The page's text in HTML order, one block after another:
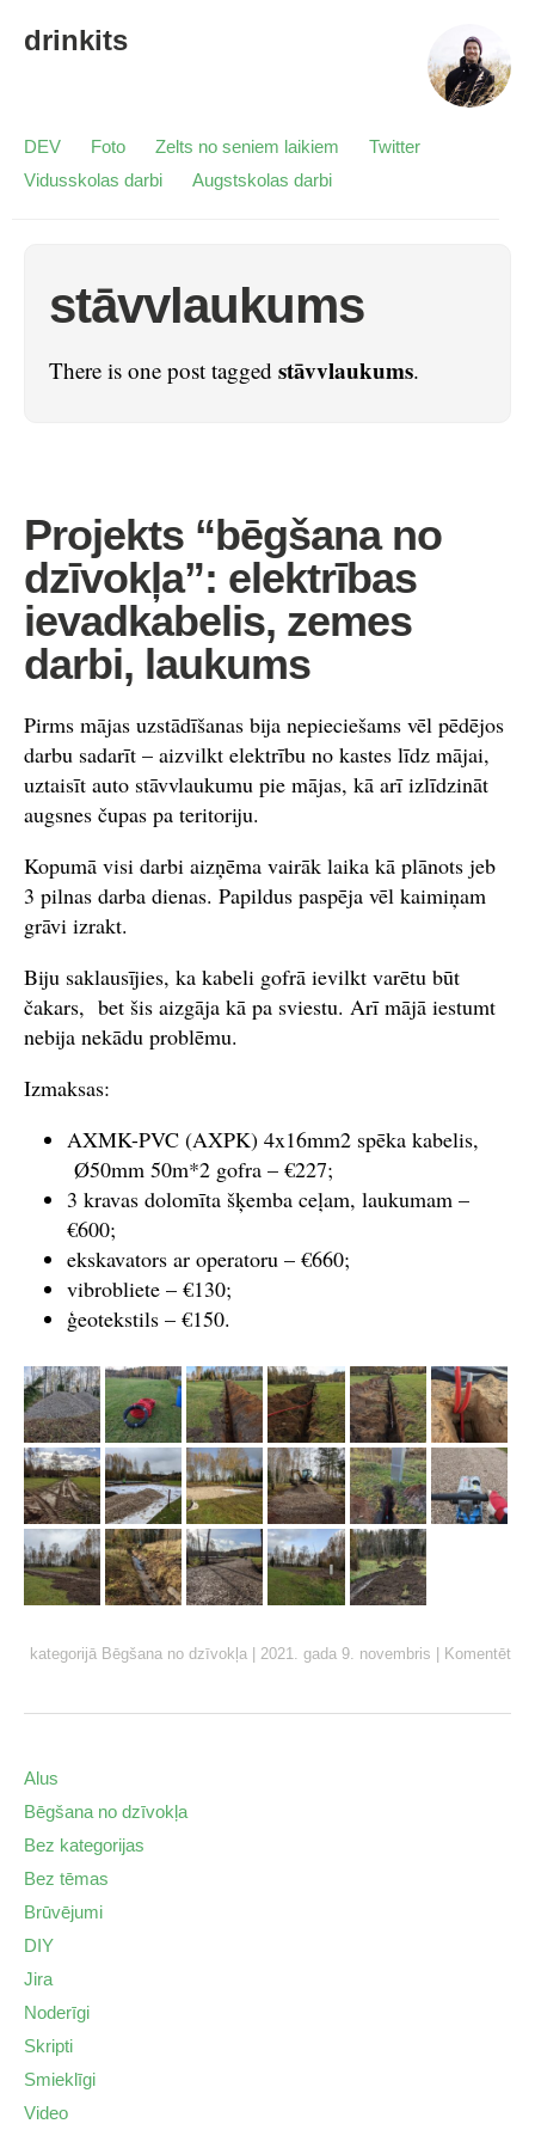
drinkits
DEV Foto Zelts no seniem laikiem
Twitter
Vidusskolas darbi
Augstskolas darbi
stāvvlaukums
There is one post tagged stāvvlaukums.
Projekts “bēgšana no
dzīvokļa”: elektrības
ievadkabelis, zemes
darbi, laukums
Pirms mājas uzstādīšanas bija nepieciešams vēl pēdējos
darbu sadarīt – aizvilkt elektrību no kastes līdz mājai,
uztaisīt auto stāvvlaukumu pie mājas, kā arī izlīdzināt
augsnes čupas pa teritoriju.
Kopumā visi darbi aizņēma vairāk laika kā plānots jeb
3 pilnas darba dienas. Papildus paspēja vēl kaimiņam
grāvi izrakt.
Biju saklausījies, ka kabeli gofrā ievilkt varētu būt
čakars, bet šis aizgāja kā pa sviestu. Arī mājā iestumt
nebija nekādu problēmu.
Izmaksas:
AXMK-PVC (AXPK) 4x16mm2 spēka kabelis,
Ø50mm 50m*2 gofra – €227;
3 kravas dolomīta šķemba ceļam, laukumam –
€600;
ekskavators ar operatoru – €660;
vibrobliete – €130;
ģeotekstils – €150.
kategorijā Bēgšana no dzīvokļa 2021. gada 9. novembris Komentēt
Alus
Bēgšana no dzīvokļa
Bez kategorijas
Bez tēmas
Brūvējumi
DIY
Jira
Noderīgi
Skripti
Smieklīgi
Video